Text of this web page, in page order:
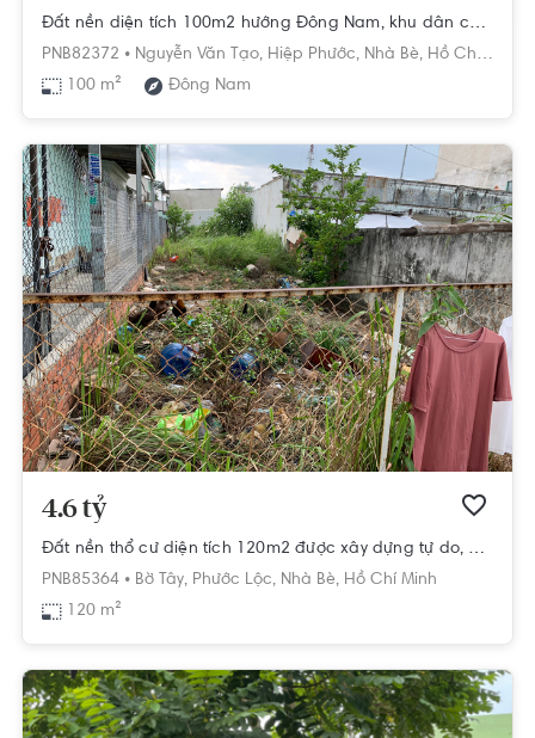
Đất nền diện tích 100m2 hướng Đông Nam, khu dân cư văn minh yên tĩnh.
PNB82372 • Nguyễn Văn Tạo, Hiệp Phước, Nhà Bè, Hồ Chí Minh
100 m²
Đông Nam
4.6 tỷ
Đất nền thổ cư diện tích 120m2 được xây dựng tự do, khu dân cư hiện hữu.
PNB85364 • Bờ Tây, Phước Lộc, Nhà Bè, Hồ Chí Minh
120 m²